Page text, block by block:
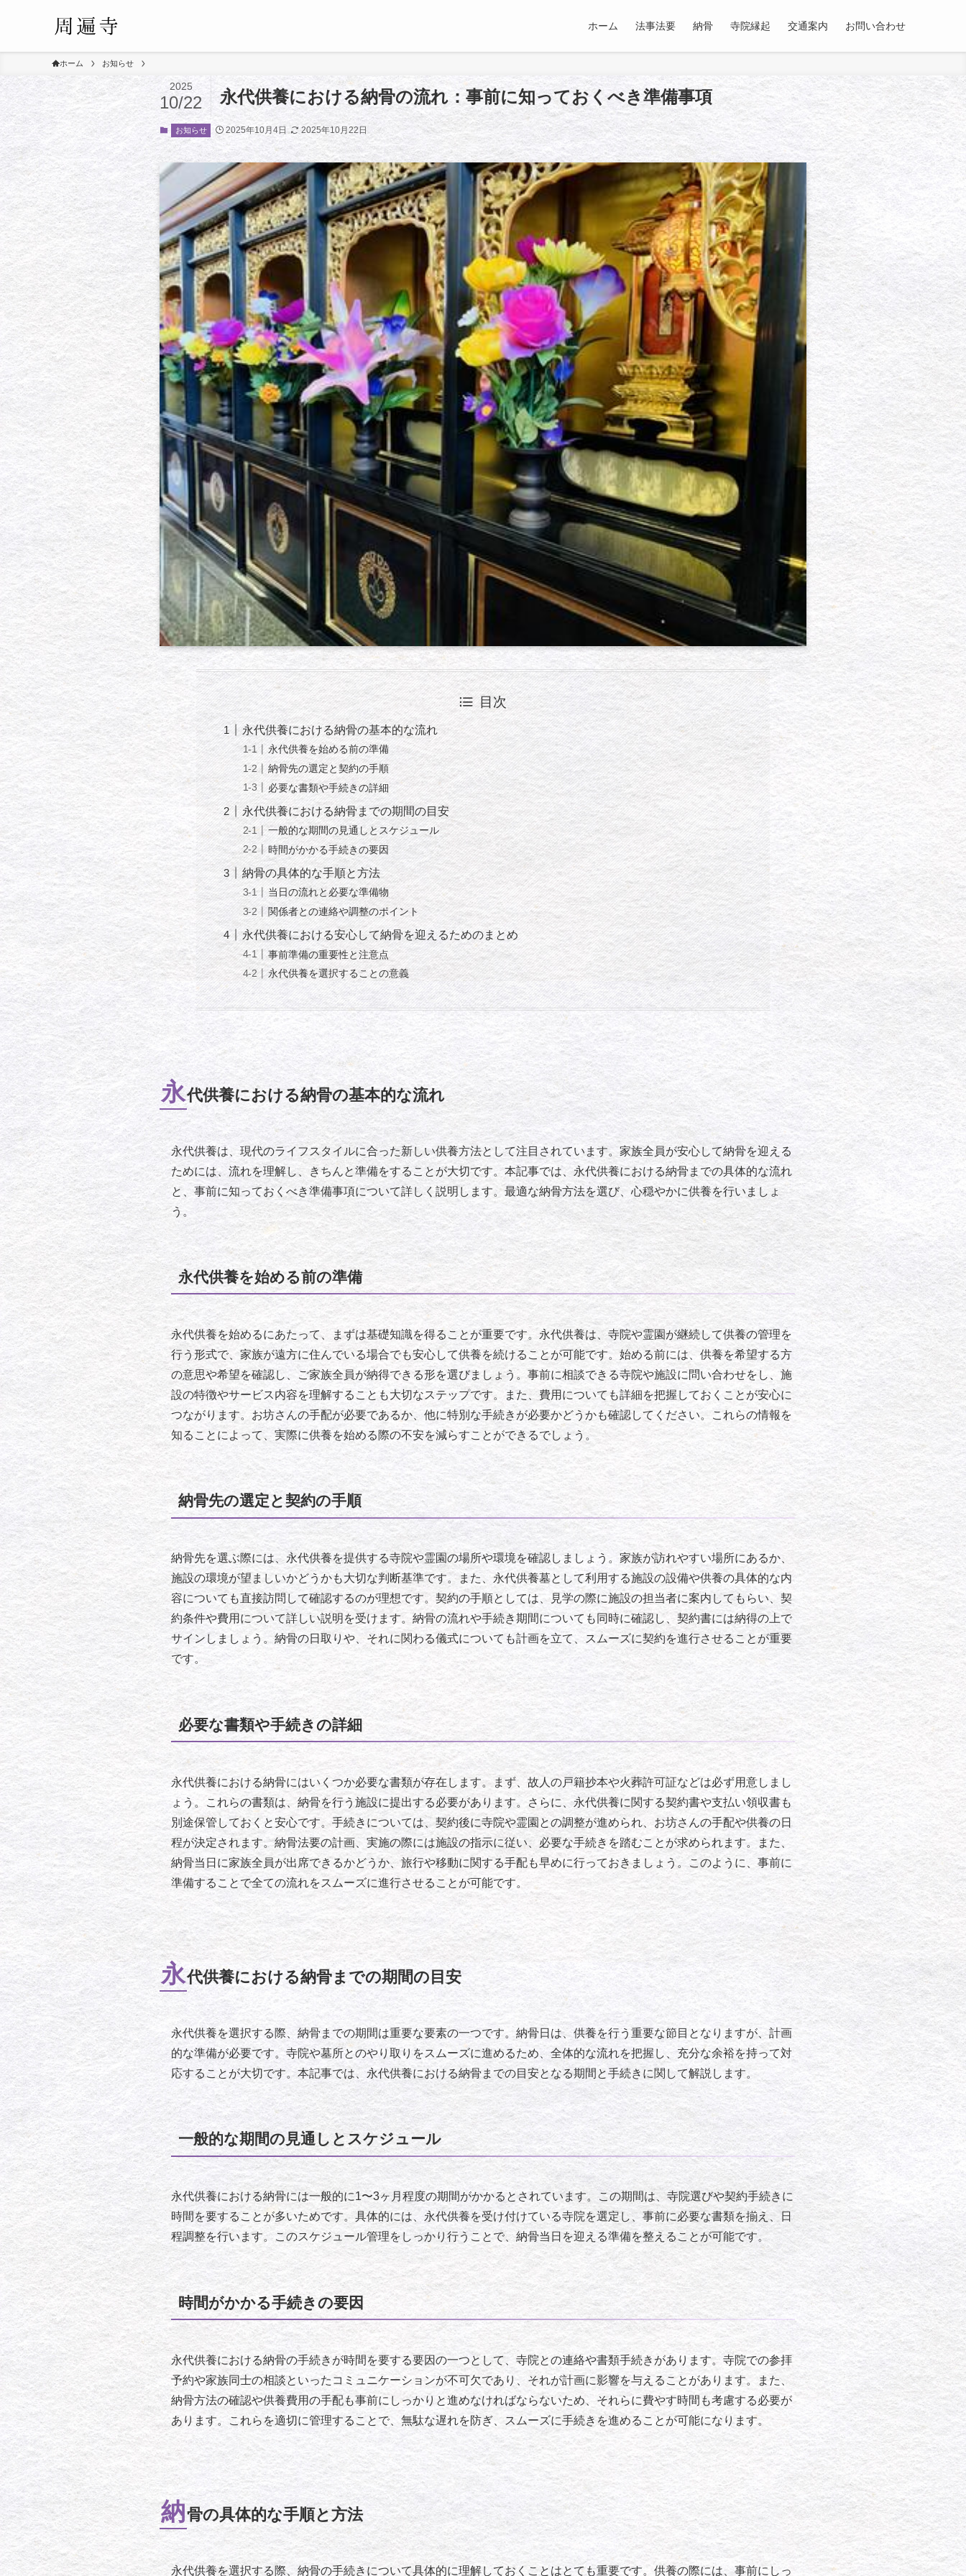
ホーム 法事法要 納骨 寺院縁起 交通案内 お問い合わせ
ホーム お知らせ
永代供養における納骨の流れ：事前に知っておくべき準備事項
2025
10/22
お知らせ 2025年10月4日 2025年10月22日
目次
永代供養における納骨の基本的な流れ
永代供養を始める前の準備
納骨先の選定と契約の手順
必要な書類や手続きの詳細
永代供養における納骨までの期間の目安
一般的な期間の見通しとスケジュール
時間がかかる手続きの要因
納骨の具体的な手順と方法
当日の流れと必要な準備物
関係者との連絡や調整のポイント
永代供養における安心して納骨を迎えるためのまとめ
事前準備の重要性と注意点
永代供養を選択することの意義
永代供養における納骨の基本的な流れ
永代供養は、現代のライフスタイルに合った新しい供養方法として注目されています。家族全員が安心して納骨を迎える
ためには、流れを理解し、きちんと準備をすることが大切です。本記事では、永代供養における納骨までの具体的な流れ
と、事前に知っておくべき準備事項について詳しく説明します。最適な納骨方法を選び、心穏やかに供養を行いましょ
う。
永代供養を始める前の準備
永代供養を始めるにあたって、まずは基礎知識を得ることが重要です。永代供養は、寺院や霊園が継続して供養の管理を
行う形式で、家族が遠方に住んでいる場合でも安心して供養を続けることが可能です。始める前には、供養を希望する方
の意思や希望を確認し、ご家族全員が納得できる形を選びましょう。事前に相談できる寺院や施設に問い合わせをし、施
設の特徴やサービス内容を理解することも大切なステップです。また、費用についても詳細を把握しておくことが安心に
つながります。お坊さんの手配が必要であるか、他に特別な手続きが必要かどうかも確認してください。これらの情報を
知ることによって、実際に供養を始める際の不安を減らすことができるでしょう。
納骨先の選定と契約の手順
納骨先を選ぶ際には、永代供養を提供する寺院や霊園の場所や環境を確認しましょう。家族が訪れやすい場所にあるか、
施設の環境が望ましいかどうかも大切な判断基準です。また、永代供養墓として利用する施設の設備や供養の具体的な内
容についても直接訪問して確認するのが理想です。契約の手順としては、見学の際に施設の担当者に案内してもらい、契
約条件や費用について詳しい説明を受けます。納骨の流れや手続き期間についても同時に確認し、契約書には納得の上で
サインしましょう。納骨の日取りや、それに関わる儀式についても計画を立て、スムーズに契約を進行させることが重要
です。
必要な書類や手続きの詳細
永代供養における納骨にはいくつか必要な書類が存在します。まず、故人の戸籍抄本や火葬許可証などは必ず用意しまし
ょう。これらの書類は、納骨を行う施設に提出する必要があります。さらに、永代供養に関する契約書や支払い領収書も
別途保管しておくと安心です。手続きについては、契約後に寺院や霊園との調整が進められ、お坊さんの手配や供養の日
程が決定されます。納骨法要の計画、実施の際には施設の指示に従い、必要な手続きを踏むことが求められます。また、
納骨当日に家族全員が出席できるかどうか、旅行や移動に関する手配も早めに行っておきましょう。このように、事前に
準備することで全ての流れをスムーズに進行させることが可能です。
永代供養における納骨までの期間の目安
永代供養を選択する際、納骨までの期間は重要な要素の一つです。納骨日は、供養を行う重要な節目となりますが、計画
的な準備が必要です。寺院や墓所とのやり取りをスムーズに進めるため、全体的な流れを把握し、充分な余裕を持って対
応することが大切です。本記事では、永代供養における納骨までの目安となる期間と手続きに関して解説します。
一般的な期間の見通しとスケジュール
永代供養における納骨には一般的に1〜3ヶ月程度の期間がかかるとされています。この期間は、寺院選びや契約手続きに
時間を要することが多いためです。具体的には、永代供養を受け付けている寺院を選定し、事前に必要な書類を揃え、日
程調整を行います。このスケジュール管理をしっかり行うことで、納骨当日を迎える準備を整えることが可能です。
時間がかかる手続きの要因
永代供養における納骨の手続きが時間を要する要因の一つとして、寺院との連絡や書類手続きがあります。寺院での参拝
予約や家族同士の相談といったコミュニケーションが不可欠であり、それが計画に影響を与えることがあります。また、
納骨方法の確認や供養費用の手配も事前にしっかりと進めなければならないため、それらに費やす時間も考慮する必要が
あります。これらを適切に管理することで、無駄な遅れを防ぎ、スムーズに手続きを進めることが可能になります。
納骨の具体的な手順と方法
永代供養を選択する際、納骨の手続きについて具体的に理解しておくことはとても重要です。供養の際には、事前にしっ